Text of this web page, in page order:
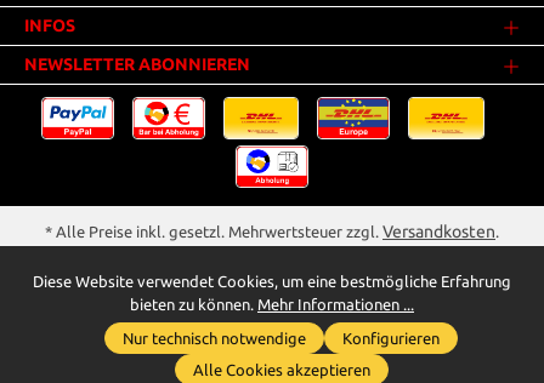
INFOS
NEWSLETTER ABONNIEREN
* Alle Preise inkl. gesetzl. Mehrwertsteuer zzgl. Versandkosten.
** Der Verkauf unterliegt der Differenzbesteuerung gem. § 25a UStG
(Gebrauchtgegenstände/Sonderregelung). Ein gesonderter Ausweis der
Umsatzsteuer bei gebrauchten oder wiederaufbereiteten Gegenständen
wird deshalb nicht vorgenommen.Whatsapp für Anfragen
Diese Website verwendet Cookies, um eine bestmögliche Erfahrung
bieten zu können. Mehr Informationen ...
Nur technisch notwendige
Konfigurieren
Alle Cookies akzeptieren